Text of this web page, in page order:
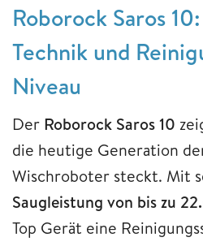
Roborock Saros
Technik und
Niveau
Der Roborock Saros 10
die heutige Generation
Wischroboter steckt. Mit
Saugleistung von bis zu
Top Gerät eine